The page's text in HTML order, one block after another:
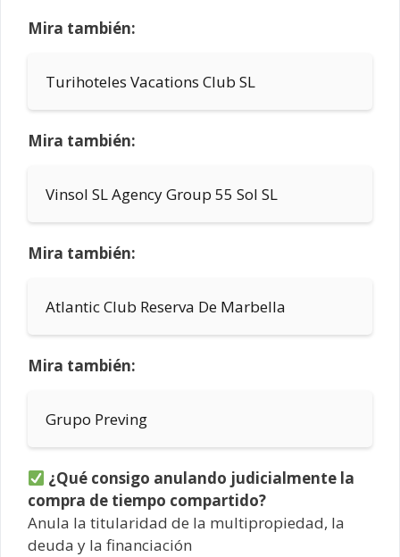
Mira también:
Turihoteles Vacations Club SL
Mira también:
Vinsol SL Agency Group 55 Sol SL
Mira también:
Atlantic Club Reserva De Marbella
Mira también:
Grupo Preving
¿Qué consigo anulando judicialmente la
compra de tiempo compartido?
Anula la titularidad de la multipropiedad, la
deuda y la financiación